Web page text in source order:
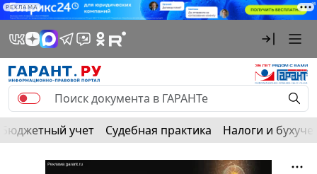
РЕКЛАМА
Бюджетный учет Судебная практика Налоги и